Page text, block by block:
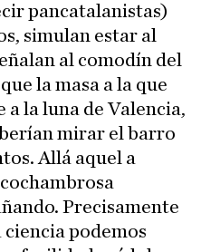
pancatalanistas)
simulan estar al
al comodín del
la masa a la que
a la luna de Valencia,
mirar el barro
Allá aquel a
Precisamente
ciencia podemos